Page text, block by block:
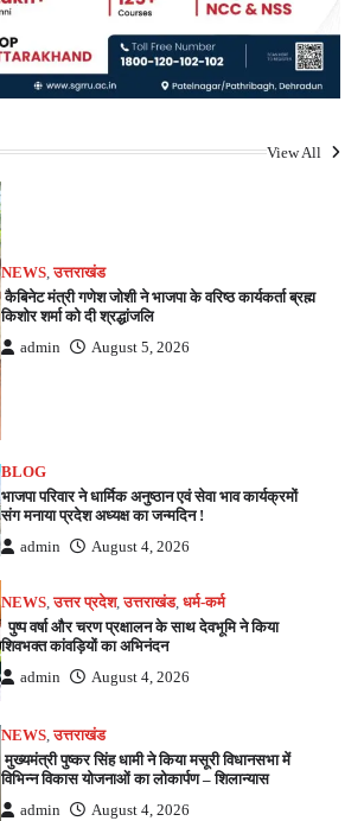
View All
NEWS ,उत्तराखंड
कैबिनेट मंत्री गणेश जोशी ने भाजपा के वरिष्ठ कार्यकर्ता ब्रह्म
किशोर शर्मा को दी श्रद्धांजलि
admin August 5, 2026
BLOG
भाजपा परिवार ने धार्मिक अनुष्ठान एवं सेवा भाव कार्यक्रमों
संग मनाया प्रदेश अध्यक्ष का जन्मदिन !
admin August 4, 2026
NEWS,उत्तर प्रदेश,उत्तराखंड,धर्म-कर्म
पुष्प वर्षा और चरण प्रक्षालन के साथ देवभूमि ने किया
शिवभक्त कांवड़ियों का अभिनंदन
admin August 4, 2026
NEWS,उत्तराखंड
मुख्यमंत्री पुष्कर सिंह धामी ने किया मसूरी विधानसभा में
विभिन्न विकास योजनाओं का लोकार्पण – शिलान्यास
admin August 4, 2026